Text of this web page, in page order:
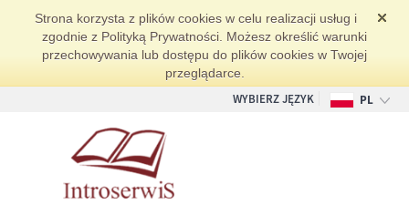
Strona korzysta z plików cookies w celu realizacji usług i
zgodnie z Polityką Prywatności. Możesz określić warunki
przechowywania lub dostępu do plików cookies w Twojej
przeglądarce.
WYBIERZ JĘZYK
PL